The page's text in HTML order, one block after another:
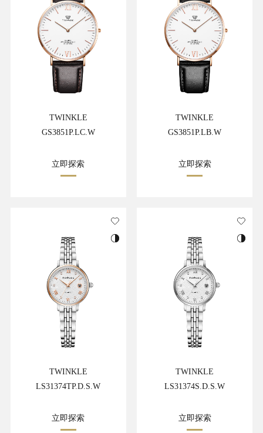
TWINKLE
GS3851P.LC.W
立即探索
TWINKLE
GS3851P.LB.W
立即探索
TWINKLE
LS31374TP.D.S.W
立即探索
TWINKLE
LS31374S.D.S.W
立即探索